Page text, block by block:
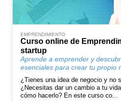
EMPRENDIMIENTO
Curso online de
startup
Aprende a emprender y
esenciales para crear tu propio
¿Tienes una idea de negocio y no
¿Necesitas dar un cambio a tu
cómo hacerlo? En este curso co...